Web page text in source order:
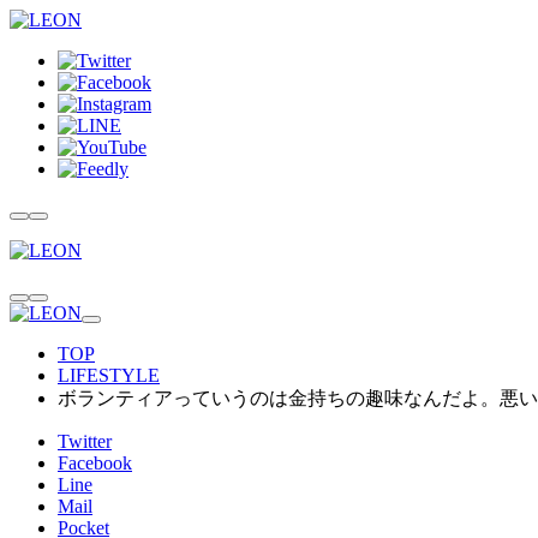
TOP
LIFESTYLE
ボランティアっていうのは金持ちの趣味なんだよ。悪
Twitter
Facebook
Line
Mail
Pocket